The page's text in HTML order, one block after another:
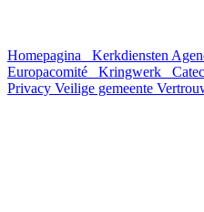
Homepagina Kerkdiensten
Europacomité
Kringwerk
Privacy Veilige gemeente